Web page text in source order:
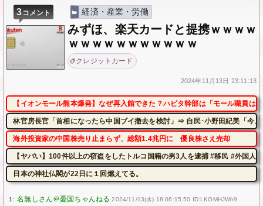
3コメント 経済・産業・労働
みずほ、楽天カードと提携ｗｗｗｗ
ｗｗｗｗｗｗｗｗｗｗｗ
クレジットカード
2024年11月13日 23:11:13
【イオンモール熊本爆発】なぜ再入館できた？ハビタ幹部は「モール職員
林官房長官「首相になったら中国ブイ撤去を検討」⇒ 自民･小野田紀美「今
海外投資家の中国株売り止まらず、総額1.4兆円に 優良株さえ売却
【ヤバい】100件以上の窃盗をしたトルコ国籍の男3人を逮捕 #移民 #外国人
日本の神社仏閣が22日に１回燃えてる。
1: 2024/11/13(水) 18:06:15.50 ID:LKOMHJWh9